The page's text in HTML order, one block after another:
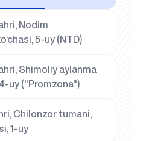
Nodim
5-uy (NTD)
Shimoliy aylanma
uy ("Promzona")
Chilonzor tumani,
1-uy